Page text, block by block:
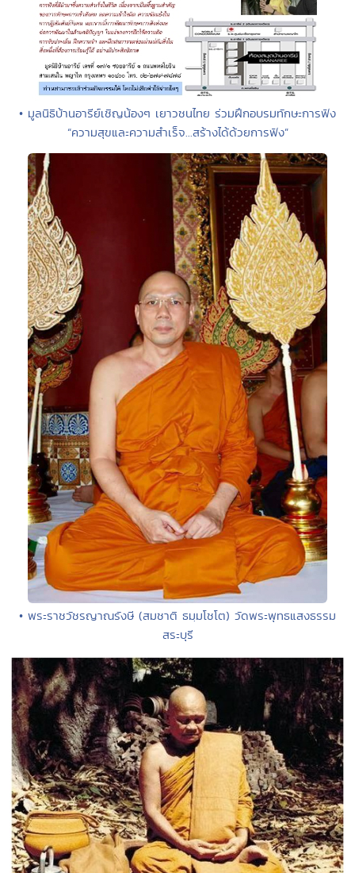
• มูลนิธิบ้านอารีย์เชิญน้องๆ เยาวชนไทย ร่วมฝึกอบรมทักษะการฟัง
“ความสุขและความสำเร็จ...สร้างได้ด้วยการฟัง”
• พระราชวัชรญาณรังษี (สมชาติ ธมฺมโชโต) วัดพระพุทธแสงธรรม
สระบุรี